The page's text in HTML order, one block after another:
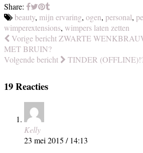
Share:
beauty, mijn ervaring, ogen, personal,
wimperextensions, wimpers laten zetten
Vorige berichtZWARTE
MET BRUIN?
Volgende bericht
TINDER
19 Reacties
Kelly
23 mei 2015 / 14:13